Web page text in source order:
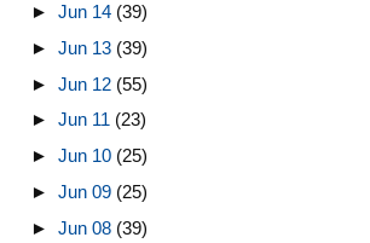
► Jun 14 (39)
► Jun 13 (39)
► Jun 12 (55)
► Jun 11 (23)
► Jun 10 (25)
► Jun 09 (25)
► Jun 08 (39)